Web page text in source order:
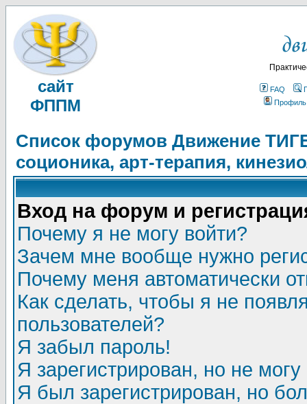
сайт
ФППМ
FAQ
Профиль
Список форумов Движение
соционика, арт-терапия,
Вход на форум и
Почему я не могу войти?
Зачем мне вообще нужно
Почему меня автоматически
Как сделать, чтобы я не
пользователей?
Я забыл пароль!
Я зарегистрирован, но не могу
Я был зарегистрирован, но